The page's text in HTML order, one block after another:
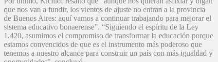
que nos van a fundir, los vientos de ajuste no entran a la provincia
de Buenos Aires: aquí vamos a continuar trabajando para mejorar el
sistema educativo bonaerense”. “Siguiendo el espíritu de la Ley
1.420, asumimos el compromiso de transformar la educación porque
estamos convencidos de que es el instrumento más poderoso que
tenemos a nuestro alcance para construir un país con más igualdad y